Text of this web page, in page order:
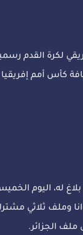
أمم إفريقيا 2027.
له، اليوم
وملف ثلاثي مشترك
ملف الجزائر.